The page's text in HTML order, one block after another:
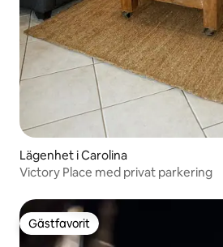
Lägenhet i Carolina
Victory Place med privat parkering
Gästfavorit
Gästfavorit